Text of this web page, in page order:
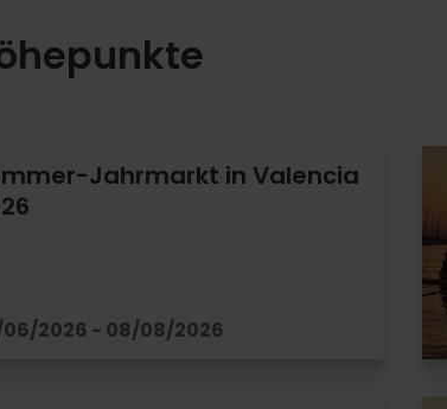
Jahrmarkt in Valencia
2026 - 08/08/2026